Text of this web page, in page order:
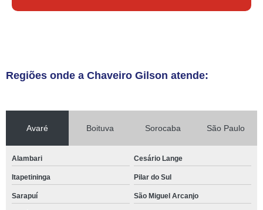
Regiões onde a Chaveiro Gilson atende:
Avaré Boituva Sorocaba São Paulo
Alambari Cesário Lange
Itapetininga Pilar do Sul
Sarapuí São Miguel Arcanjo